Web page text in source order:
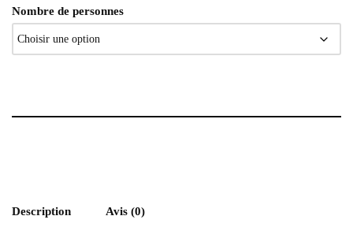
Nombre de personnes
Description Avis (0)